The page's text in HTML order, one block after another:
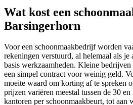
Wat kost een
Barsingerhorn
Voor een schoonmaakbedrijf worden
rekeningen verstuurd, al helemaal als je
basis werkzaamheden. Kleine bedrijven
een simpel contract voor weinig geld.
moeite waard om korting af te spreken
prijzen variëren meestal tussen de 30
kantoren per schoonmaakbeurt, tot aan